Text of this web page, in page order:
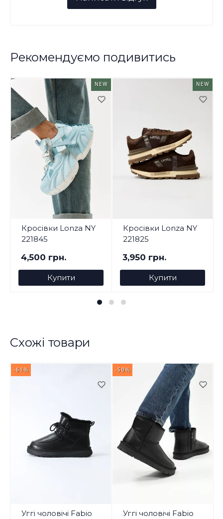
Рекомендуємо подивитись
NEW
Кросівки Lonza NY
221845
4,500 грн.
Купити
NEW
Кросівки Lonza NY
221825
3,950 грн.
Купити
Схожі товари
-61%
Уггі чоловічі Fabio
-50%
Уггі чоловічі Fabio